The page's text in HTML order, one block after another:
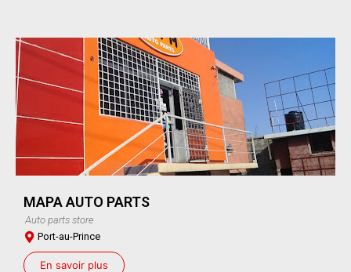
MAPA AUTO PARTS
Auto parts store
Port-au-Prince
En savoir plus